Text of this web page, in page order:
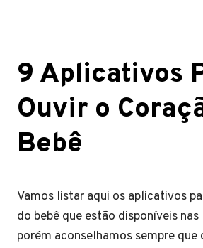
9 Aplicativos
Ouvir o
Bebê
Vamos listar aqui os aplicativos
do bebê que estão disponíveis nas
porém aconselhamos sempre